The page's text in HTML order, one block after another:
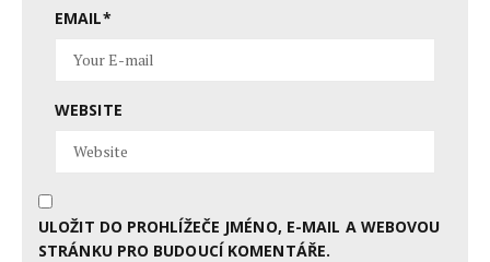
EMAIL*
WEBSITE
ULOŽIT DO PROHLÍŽEČE JMÉNO, E-MAIL A WEBOVOU
STRÁNKU PRO BUDOUCÍ KOMENTÁŘE.